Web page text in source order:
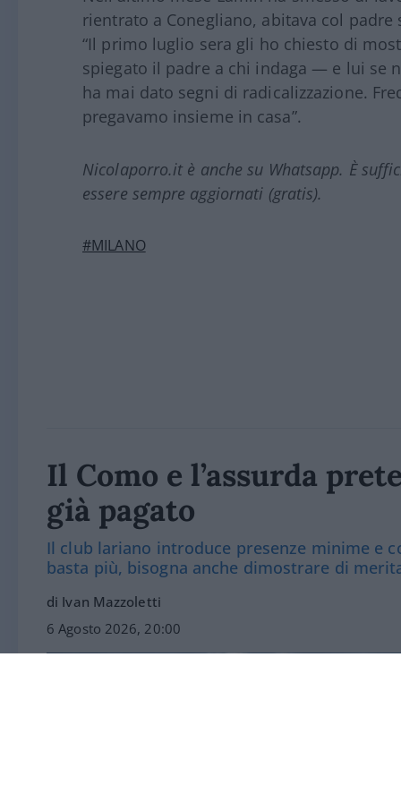
rientrato a Conegliano, abitava col padre
“Il primo luglio sera gli ho chiesto di
spiegato il padre a chi indaga — e lui se
ha mai dato segni di radicalizzazione.
pregavamo insieme in casa”.
Nicolaporro.it è anche su Whatsapp. È
essere sempre aggiornati (gratis).
#MILANO
Il Como e l’assurda
già pagato
Il club lariano introduce presenze minime e
basta più, bisogna anche dimostrare di
di Ivan Mazzoletti
6 Agosto 2026, 20:00